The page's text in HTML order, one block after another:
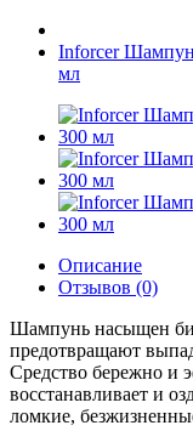
Inforcer
мл
Описание
Отзывов (0)
Шампунь насыщен
предотвращают
Средство бережно и
восстанавливает и
ломкие,